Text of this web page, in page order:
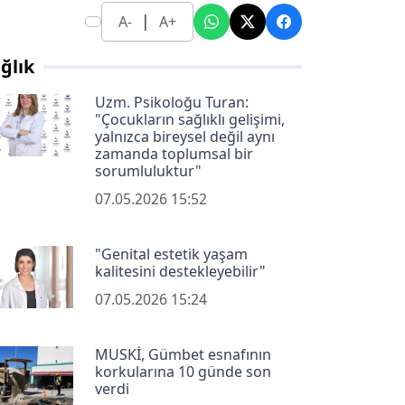
A- | A+
Uzm. Psikoloğu Turan:
"Çocukların sağlıklı gelişimi,
yalnızca bireysel değil aynı
zamanda toplumsal bir
sorumluluktur"
07.05.2026 15:52
"Genital estetik yaşam
kalitesini destekleyebilir"
07.05.2026 15:24
MUSKİ, Gümbet esnafının
korkularına 10 günde son
verdi